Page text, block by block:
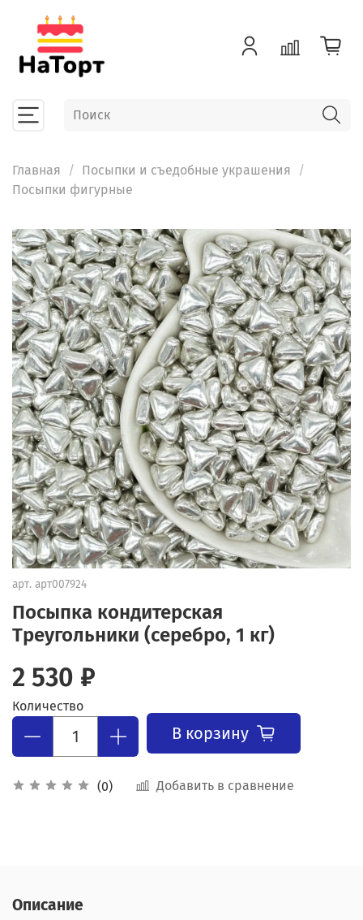
Главная
Посыпки и съедобные украшения
Посыпки фигурные
арт. арт007924
Посыпка кондитерская
Треугольники (серебро, 1 кг)
(0) Добавить в сравнение
2 530 ₽
Количество
В корзину
Описание